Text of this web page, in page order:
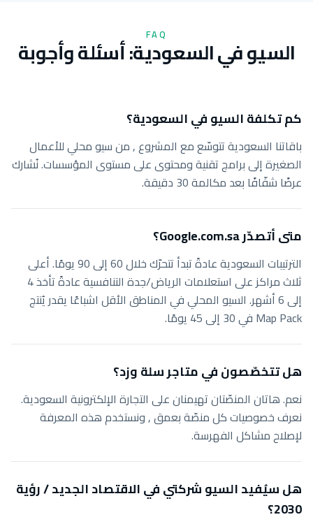
FAQ
السيو في السعودية: أسئلة وأجوبة
كم تكلفة السيو في السعودية؟
باقاتنا السعودية تتوسّع مع المشروع , من سيو محلي للأعمال
الصغيرة إلى برامج تقنية ومحتوى على مستوى المؤسسات. نُشارك
عرضًا شفّافًا بعد مكالمة 30 دقيقة.
متى أتصدّر Google.com.sa؟
الترتيبات السعودية عادةً تبدأ تتحرّك خلال 60 إلى 90 يومًا. أعلى
ثلاث مراكز على استعلامات الرياض/جدة التنافسية عادةً تأخذ 4
إلى 6 أشهر. السيو المحلي في المناطق الأقل اشباعًا يقدر يُنتج
Map Pack في 30 إلى 45 يومًا.
هل تتخصّصون في متاجر سلة وزد؟
نعم. هاتان المنصّتان تهيمنان على التجارة الإلكترونية السعودية.
نعرف خصوصيات كل منصّة بعمق , ونستخدم هذه المعرفة
لإصلاح مشاكل الفهرسة.
هل سيُفيد السيو شركتي في الاقتصاد الجديد / رؤية
2030؟